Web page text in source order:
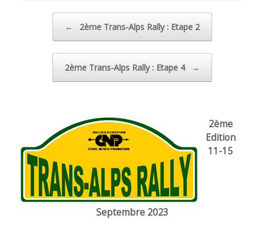
← 2ème Trans-Alps Rally : Etape 2
2ème Trans-Alps Rally : Etape 4 →
2ème
Edition
11-15
Septembre 2023